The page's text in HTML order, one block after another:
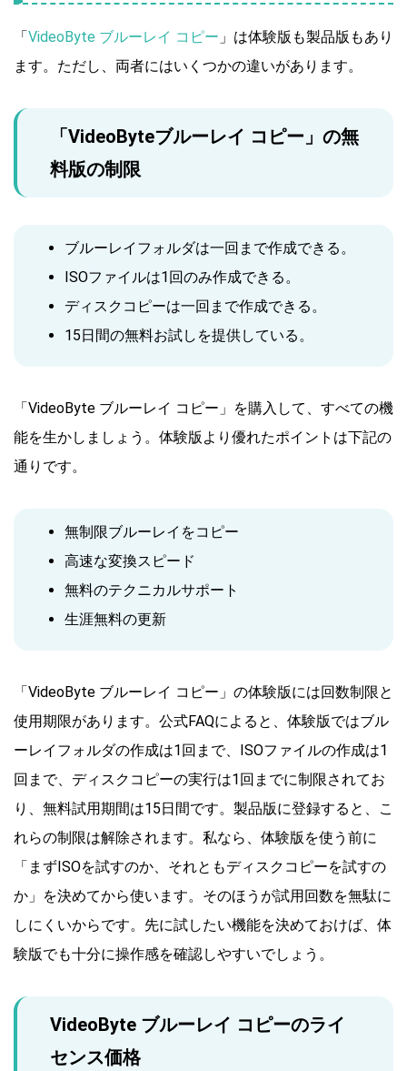
「VideoByte ブルーレイ コピー 」は体験版も製品版もあり
ます。ただし、両者にはいくつかの違いがあります。
「VideoByteブルーレイ コピー」の無
料版の制限
ブルーレイフォルダは一回まで作成できる。
ISOファイルは1回のみ作成できる。
ディスクコピーは一回まで作成できる。
15日間の無料お試しを提供している。
「VideoByte ブルーレイ コピー」を購入して、すべての機
能を生かしましょう。体験版より優れたポイントは下記の
通りです。
無制限ブルーレイをコピー
高速な変換スピード
無料のテクニカルサポート
生涯無料の更新
「VideoByte ブルーレイ コピー」の体験版には回数制限と
使用期限があります。公式FAQによると、体験版ではブル
ーレイフォルダの作成は1回まで、ISOファイルの作成は1
回まで、ディスクコピーの実行は1回までに制限されてお
り、無料試用期間は15日間です。製品版に登録すると、こ
れらの制限は解除されます。私なら、体験版を使う前に
「まずISOを試すのか、それともディスクコピーを試すの
か」を決めてから使います。そのほうが試用回数を無駄に
しにくいからです。先に試したい機能を決めておけば、体
験版でも十分に操作感を確認しやすいでしょう。
VideoByte ブルーレイ コピーのライ
センス価格